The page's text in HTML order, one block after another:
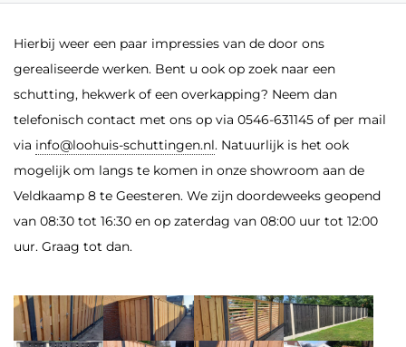
Hierbij weer een paar impressies van de door ons
gerealiseerde werken. Bent u ook op zoek naar een
schutting, hekwerk of een overkapping? Neem dan
telefonisch contact met ons op via 0546-631145 of per mail
via info@loohuis-schuttingen.nl. Natuurlijk is het ook
mogelijk om langs te komen in onze showroom aan de
Veldkaamp 8 te Geesteren. We zijn doordeweeks geopend
van 08:30 tot 16:30 en op zaterdag van 08:00 uur tot 12:00
uur. Graag tot dan.